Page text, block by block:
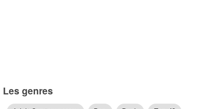
Les genres